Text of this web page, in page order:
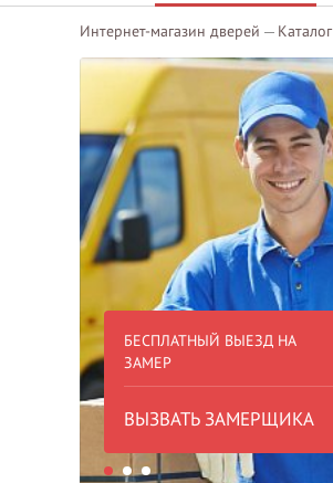
Интернет-магазин дверей Каталог
БЕСПЛАТНЫЙ ВЫЕЗД НА
ЗАМЕР
ВЫЗВАТЬ ЗАМЕРЩИКА